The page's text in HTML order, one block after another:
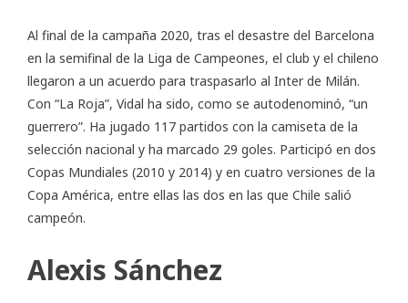
Al final de la campaña 2020, tras el desastre del Barcelona
en la semifinal de la Liga de Campeones, el club y el chileno
llegaron a un acuerdo para traspasarlo al Inter de Milán.
Con “La Roja”, Vidal ha sido, como se autodenominó, “un
guerrero”. Ha jugado 117 partidos con la camiseta de la
selección nacional y ha marcado 29 goles. Participó en dos
Copas Mundiales (2010 y 2014) y en cuatro versiones de la
Copa América, entre ellas las dos en las que Chile salió
campeón.
Alexis Sánchez